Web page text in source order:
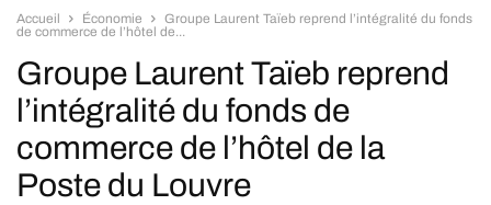
Accueil Économie
Groupe Laurent Taïeb reprend l’intégralité du fonds
de commerce de l’hôtel de...
Groupe Laurent Taïeb reprend
l’intégralité du fonds de
commerce de l’hôtel de la
Poste du Louvre